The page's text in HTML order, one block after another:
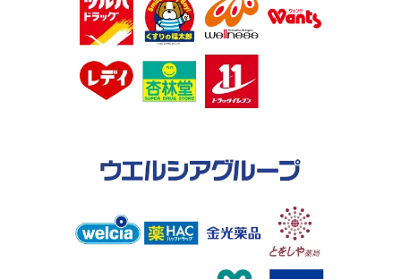
2026.07.01
調剤薬局ツルハドラッグ 藤白店オープン！
2026.07.01
2026.07.01